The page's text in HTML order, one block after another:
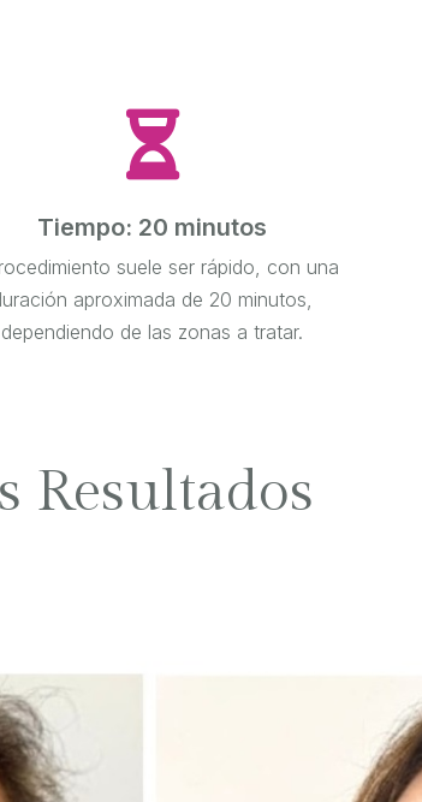

Tiempo: 20 minutos
suele ser rápido, con una
aproximada de 20 minutos,
dependiendo de las zonas a tratar.
Resultados